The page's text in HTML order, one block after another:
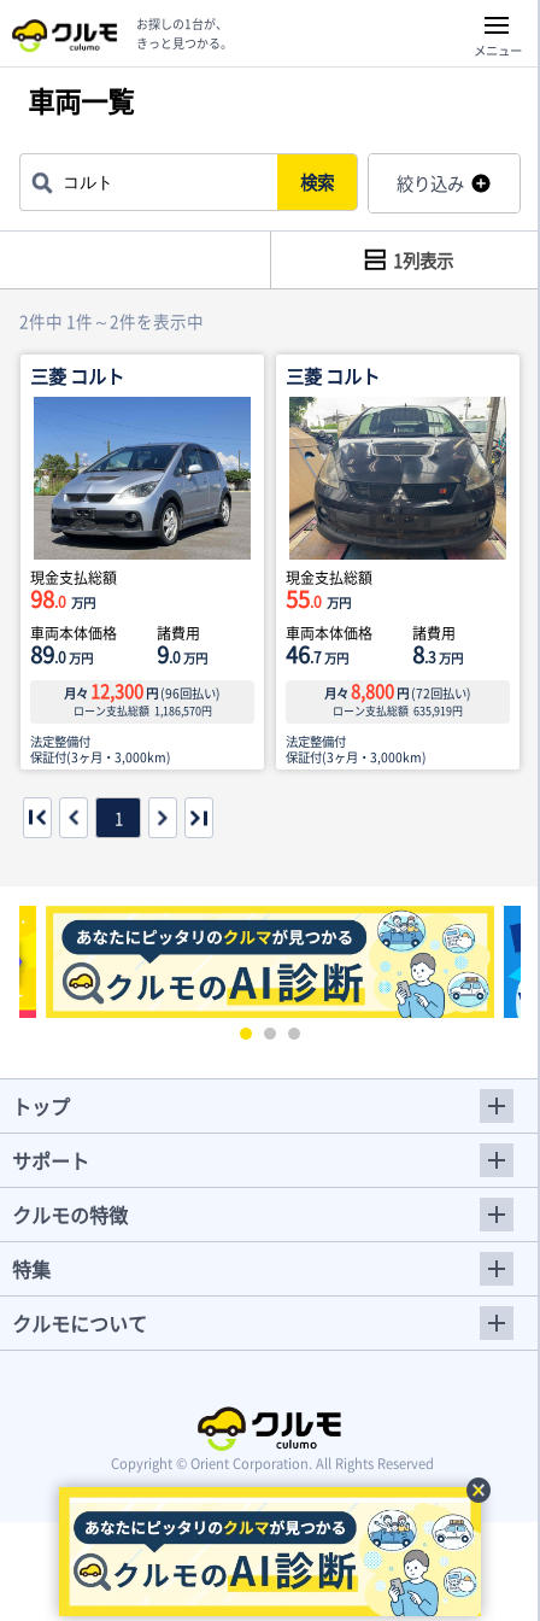
cancel
お探しの1台が、
きっと見つかる。
メニュー
車両一覧
検索 絞り込み
2件中 1件～2件を表示中
1列表示
三菱 コルト
現金支払総額
98.0 万円
車両本体価格
89.0万円
諸費用
9.0万円
月々 12,300 円 (96回払い)
ローン支払総額 1,186,570円
法定整備付
保証付(3ヶ月・3,000km)
三菱 コルト
現金支払総額
55.0 万円
車両本体価格
46.7万円
諸費用
8.3万円
月々 8,800 円 (72回払い)
ローン支払総額 635,919円
法定整備付
保証付(3ヶ月・3,000km)
1
トップ
サポート
クルモの特徴
特集
クルモについて
Copyright © Orient Corporation. All Rights Reserved